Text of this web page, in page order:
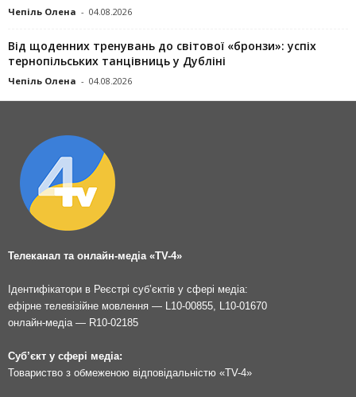
Чепіль Олена - 04.08.2026
Від щоденних тренувань до світової «бронзи»: успіх
тернопільських танцівниць у Дубліні
Чепіль Олена - 04.08.2026
Телеканал та онлайн-медіа «TV-4»
Ідентифікатори в Реєстрі суб’єктів у сфері медіа:
ефірне телевізійне мовлення — L10-00855, L10-01670
онлайн-медіа — R10-02185
Суб’єкт у сфері медіа:
Товариство з обмеженою відповідальністю «TV-4»